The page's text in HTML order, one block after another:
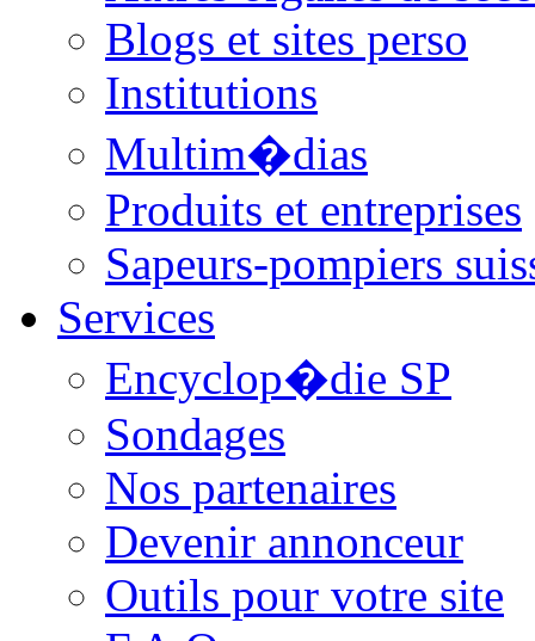
Blogs et sites perso
Institutions
Multim�dias
Produits et entreprises
Sapeurs-pompiers
Services
Encyclop�die SP
Sondages
Nos partenaires
Devenir annonceur
Outils pour votre site